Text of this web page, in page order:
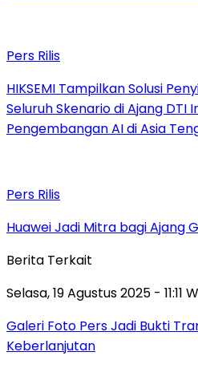
Pers Rilis
HIKSEMI Tampilkan Solusi
Seluruh Skenario di Ajang DTI
Pengembangan AI di Asia
Pers Rilis
Huawei Jadi Mitra bagi Ajang
Berita Terkait
Selasa, 19 Agustus 2025 - 11:11
Galeri Foto Pers Jadi Bukti
Keberlanjutan